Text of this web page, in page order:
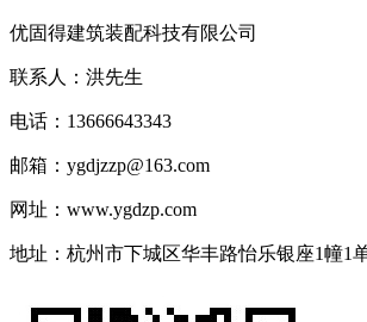
优固得建筑装配科技有限公司
联系人：洪先生
电话：13666643343
邮箱：ygdjzzp@163.com
网址：www.ygdzp.com
地址：杭州市下城区华丰路怡乐银座1幢1